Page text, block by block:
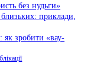
без нудьги»
приклади,
зробити «вау-